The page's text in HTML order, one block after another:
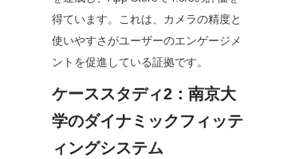
得ています。これは、カメラの精度と
使いやすさがユーザーのエンゲージメ
ントを促進している証拠です。
ケーススタディ2：南京大
学のダイナミックフィッテ
ィングシステム